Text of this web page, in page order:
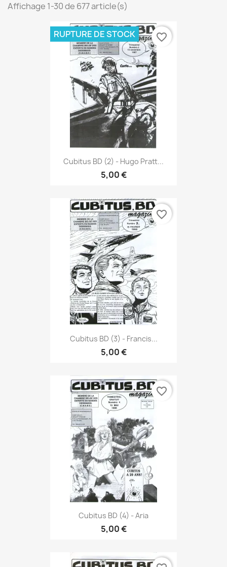
Affichage 1-30 de 677 article(s)
Cubitus BD (2) - Hugo Pratt...
5,00 €
RUPTURE DE STOCK favorite_border
Cubitus BD (3) - Francis...
5,00 €
favorite_border
Cubitus BD (4) - Aria
5,00 €
favorite_border